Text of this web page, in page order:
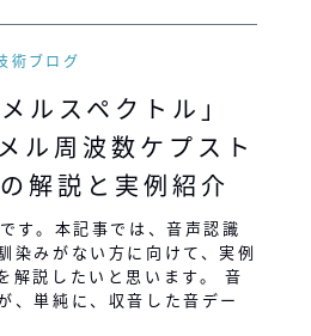
術ブログ
ルスペクトル」
ル周波数ケプスト
解説と実例紹介
す。本記事では、音声認識
染みがない方に向けて、実例
解説したいと思います。 音
、単純に、収音した音デー